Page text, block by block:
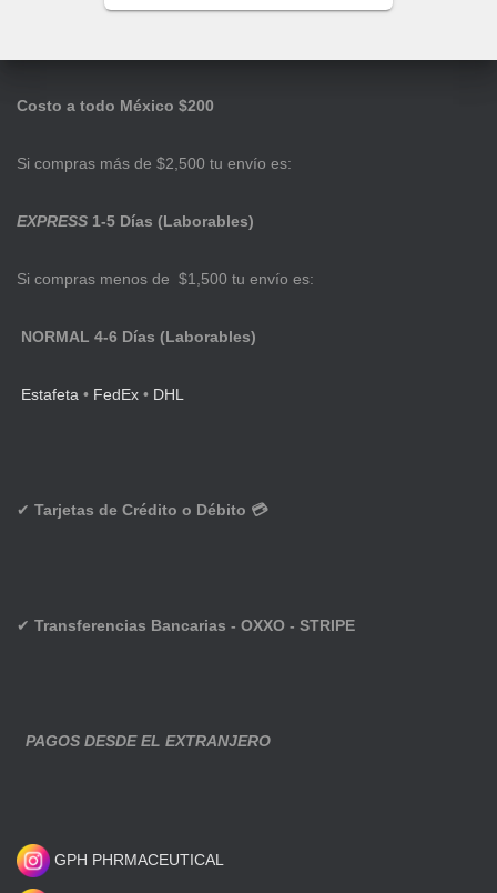
Costo a todo México $200
Si compras más de $2,500 tu envío es:
EXPRESS 1-5 Días (Laborables)
Si compras menos de $1,500 tu envío es:
NORMAL 4-6 Días (Laborables)
Estafeta • FedEx • DHL
✔ Tarjetas de Crédito o Débito 💳
✔ Transferencias Bancarias - OXXO - STRIPE
PAGOS DESDE EL EXTRANJERO
GPH PHRMACEUTICAL